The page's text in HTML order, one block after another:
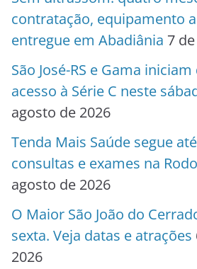
contratação, equipamento
entregue em Abadiânia 7
São José-RS e Gama
acesso à Série C neste
agosto de 2026
Tenda Mais Saúde segue
consultas e exames na
agosto de 2026
O Maior São João do
sexta. Veja datas e atrações
2026